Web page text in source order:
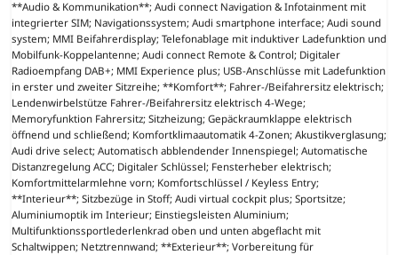
**Audio & Kommunikation**; Audi connect Navigation & Infotainment mit
integrierter SIM; Navigationssystem; Audi smartphone interface; Audi sound
system; MMI Beifahrerdisplay; Telefonablage mit induktiver Ladefunktion und
Mobilfunk-Koppelantenne; Audi connect Remote & Control; Digitaler
Radioempfang DAB+; MMI Experience plus; USB-Anschlüsse mit Ladefunktion
in erster und zweiter Sitzreihe; **Komfort**; Fahrer-/Beifahrersitz elektrisch;
Lendenwirbelstütze Fahrer-/Beifahrersitz elektrisch 4-Wege;
Memoryfunktion Fahrersitz; Sitzheizung; Gepäckraumklappe elektrisch
öffnend und schließend; Komfortklimaautomatik 4-Zonen; Akustikverglasung;
Audi drive select; Automatisch abblendender Innenspiegel; Automatische
Distanzregelung ACC; Digitaler Schlüssel; Fensterheber elektrisch;
Komfortmittelarmlehne vorn; Komfortschlüssel / Keyless Entry;
**Interieur**; Sitzbezüge in Stoff; Audi virtual cockpit plus; Sportsitze;
Aluminiumoptik im Interieur; Einstiegsleisten Aluminium;
Multifunktionssportlederlenkrad oben und unten abgeflacht mit
Schaltwippen; Netztrennwand; **Exterieur**; Vorbereitung für